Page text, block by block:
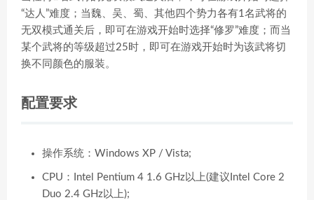
“达人”难度；当魏、吴、蜀、其他四个势力各有1名武将的
无双模式通关后，即可在游戏开始时选择“修罗”难度；而当
某个武将的等级超过25时，即可在游戏开始时为该武将切
换不同颜色的服装。
配置要求
操作系统：Windows XP / Vista;
CPU：Intel Pentium 4 1.6 GHz以上(建议Intel Core 2
Duo 2.4 GHz以上);